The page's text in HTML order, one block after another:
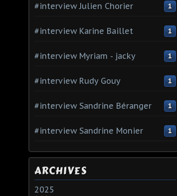
#interview Julien Chorier 1
#interview Karine Baillet 1
#interview Myriam - jacky 1
#interview Rudy Gouy 1
#interview Sandrine Béranger 1
#interview Sandrine Monier 1
ARCHIVES
2025